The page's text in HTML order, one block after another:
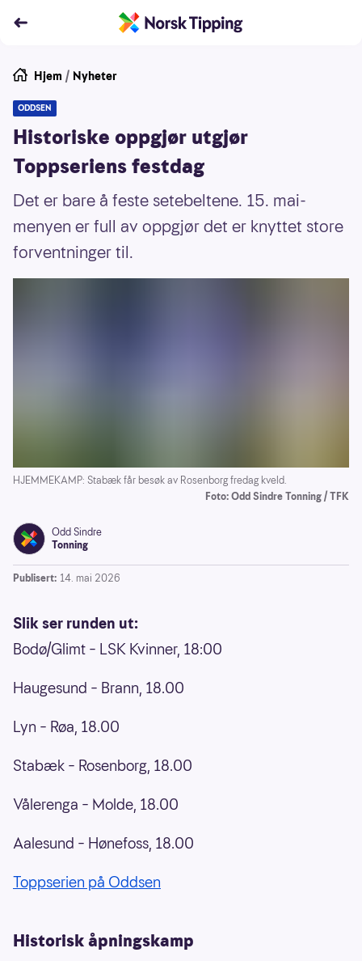
Hjem / Nyheter
ODDSEN
Historiske oppgjør utgjør
Toppseriens festdag
Det er bare å feste setebeltene. 15. mai-
menyen er full av oppgjør det er knyttet store
forventninger til.
HJEMMEKAMP: Stabæk får besøk av Rosenborg fredag kveld.
Foto: Odd Sindre Tonning / TFK
Odd Sindre
Tonning
Publisert: 14. mai 2026
Slik ser runden ut:
Bodø/Glimt – LSK Kvinner, 18:00
Haugesund – Brann, 18.00
Lyn – Røa, 18.00
Stabæk – Rosenborg, 18.00
Vålerenga – Molde, 18.00
Aalesund – Hønefoss, 18.00
Toppserien på Oddsen
Historisk åpningskamp